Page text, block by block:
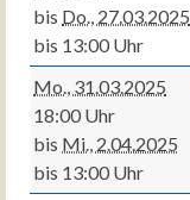
bis Do., 27.03.2025
bis 13:00 Uhr
Mo., 31.03.2025
18:00 Uhr
bis Mi., 2.04.2025
bis 13:00 Uhr